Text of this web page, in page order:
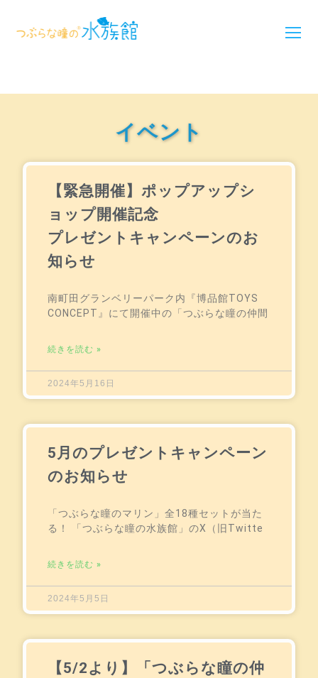
イベント
【緊急開催】ポップアップシ
ョップ開催記念
プレゼントキャンペーンのお
知らせ
南町田グランベリーパーク内『博品館TOYS
CONCEPT』にて開催中の「つぶらな瞳の仲間
続きを読む »
2024年5月16日
5月のプレゼントキャンペーン
のお知らせ
「つぶらな瞳のマリン」全18種セットが当た
る！ 「つぶらな瞳の水族館」のX（旧Twitte
続きを読む »
2024年5月5日
【5/2より】「つぶらな瞳の仲